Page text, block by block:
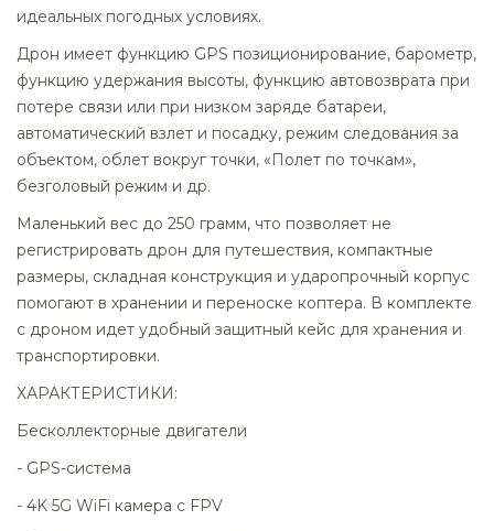
идеальных погодных условиях.
Дрон имеет функцию GPS позиционирование, барометр,
функцию удержания высоты, функцию автовозврата при
потере связи или при низком заряде батареи,
автоматический взлет и посадку, режим следования за
объектом, облет вокруг точки, «Полет по точкам»,
безголовый режим и др.
Маленький вес до 250 грамм, что позволяет не
регистрировать дрон для путешествия, компактные
размеры, складная конструкция и ударопрочный корпус
помогают в хранении и переноске коптера. В комплекте
с дроном идет удобный защитный кейс для хранения и
транспортировки.
ХАРАКТЕРИСТИКИ:
Бесколлекторные двигатели
- GPS-система
- 4K 5G WiFi камера с FPV